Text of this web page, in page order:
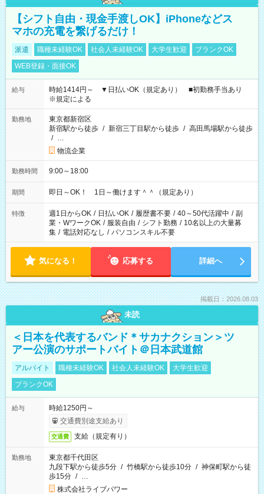
【シフト自由・現金手渡しOK】iPhoneなどス
マホの充電を繋げるだけ！
派遣 職種未経験OK 社会人未経験OK 大学生歓迎
ブランクOK
WEB登録・面接OK
給与
時給1414円～ ▼日払いOK（規定あり） ■初勤務手当あり
※規定による
勤務地
東京都新宿区
新宿駅から徒歩 / 新宿三丁目駅から徒歩 / 高田馬場駅から徒歩
/ …
物流企業
勤務時間 9:00～18:00
期間 即日～OK！ 1日～働けます＾＾（規定あり）
特徴 週1日からOK / 日払いOK / 履歴書不要 / 40～50代活躍中 / 副
業・WワークOK / 服装自由 / シフト勤務 / 10名以上の大量募
集 / 電話対応なし / パソコンスキル不要
気になる！ 応募する 詳細へ
掲載日：2026.08.03
未読
＜日本を代表するバンド＊サカナクション＞ツ
アー公演のサポートバイト＠日本武道館
アルバイト 職種未経験OK 社会人未経験OK
大学生歓迎
ブランクOK
給与
時給1250円～
交通費別途支給あり
交通費 支給（規定有り）
勤務地
東京都千代田区
九段下駅から徒歩5分 / 竹橋駅から徒歩10分 / 神保町駅から徒
歩15分 / …
株式会社ライブパワー